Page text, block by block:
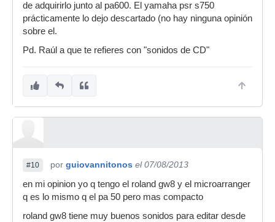
de adquirirlo junto al pa600. El yamaha psr s750
prácticamente lo dejo descartado (no hay ninguna opinión
sobre el.
Pd. Raúl a que te refieres con "sonidos de CD"
#10 por guiovannitonos el 07/08/2013
en mi opinion yo q tengo el roland gw8 y el microarranger
q es lo mismo q el pa 50 pero mas compacto
roland gw8 tiene muy buenos sonidos para editar desde